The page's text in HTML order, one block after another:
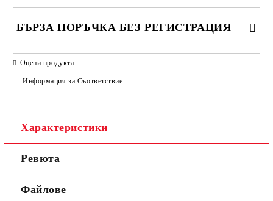
БЪРЗА ПОРЪЧКА БЕЗ РЕГИСТРАЦИЯ
Ние ще се свържем с вас в рамките на работния ден.
Оцени продукта
Информация за Съответствие
Характеристики
Ревюта
Файлове